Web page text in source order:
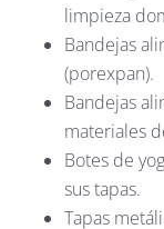
limpieza
Bandejas
(porexpan).
Bandejas
materiales
Botes de
sus tapas.
Tapas